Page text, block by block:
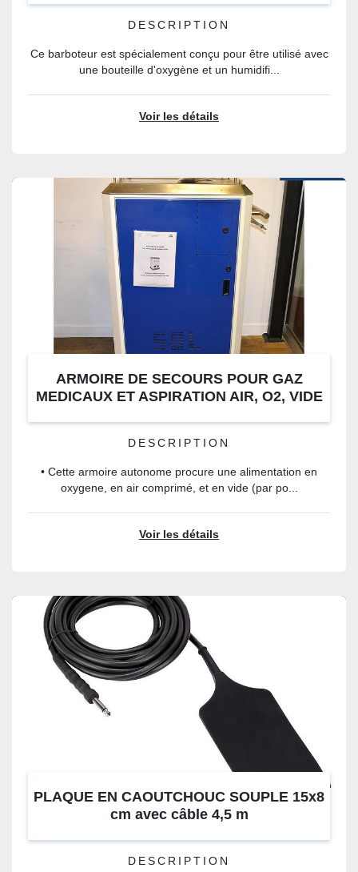
DESCRIPTION
Ce barboteur est spécialement conçu pour être utilisé avec
une bouteille d'oxygène et un humidifi...
Voir les détails
ARMOIRE DE SECOURS POUR GAZ
MEDICAUX ET ASPIRATION AIR, O2, VIDE
DESCRIPTION
• Cette armoire autonome procure une alimentation en
oxygene, en air comprimé, et en vide (par po...
Voir les détails
PLAQUE EN CAOUTCHOUC SOUPLE 15x8
cm avec câble 4,5 m
DESCRIPTION